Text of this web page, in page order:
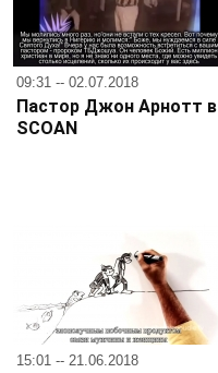
09:31 -- 02.07.2018
Пастор Джон Арнотт в
SCOAN
15:01 -- 21.06.2018